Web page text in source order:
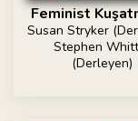
Feminist
Susan Stryker
Stephen
(Derleyen)